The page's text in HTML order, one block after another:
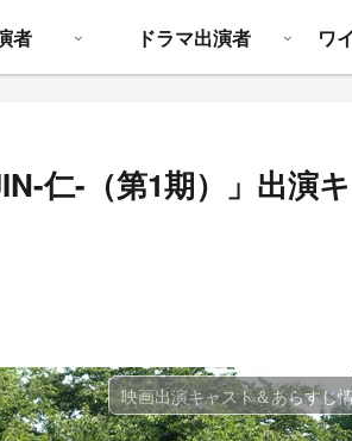
者 ドラマ出演者 ワ
仁-（第1期）」出演
映画出演キャスト＆あらすじ